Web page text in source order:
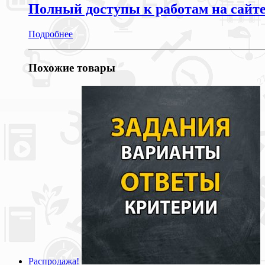
Полный доступы к работам на
Подробнее
Похожие товары
Распродажа!